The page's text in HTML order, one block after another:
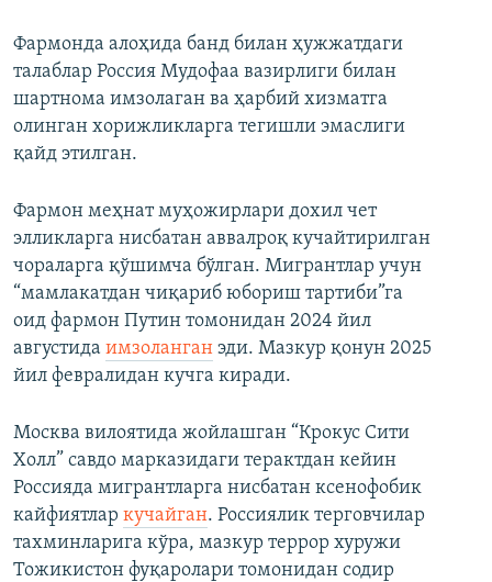
Фармонда алоҳида банд билан ҳужжатдаги
талаблар Россия Мудофаа вазирлиги билан
шартнома имзолаган ва ҳарбий хизматга
олинган хорижликларга тегишли эмаслиги
қайд этилган.
Фармон меҳнат муҳожирлари дохил чет
элликларга нисбатан аввалроқ кучайтирилган
чораларга қўшимча бўлган. Мигрантлар учун
“мамлакатдан чиқариб юбориш тартиби”га
оид фармон Путин томонидан 2024 йил
августида имзоланган эди. Мазкур қонун 2025
йил февралидан кучга киради.
Москва вилоятида жойлашган “Крокус Сити
Холл” савдо марказидаги терактдан кейин
Россияда мигрантларга нисбатан ксенофобик
кайфиятлар кучайган. Россиялик терговчилар
тахминларига кўра, мазкур террор хуружи
Тожикистон фуқаролари томонидан содир